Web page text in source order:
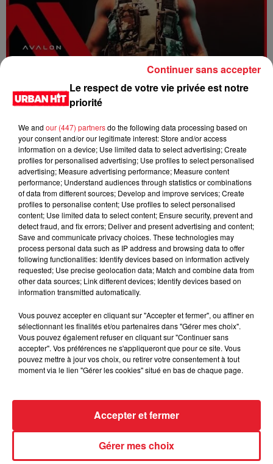
FOLA & Victony - golibe
Franglish & Keblack - Génération Impolie
Le respect de votre vie privée est notre
priorité
We and our (447) partnersdo the following data processing based on
your consent and/or our legitimate interest: Store and/or access
information on a device; Use limited data to select advertising; Create
profiles for personalised advertising; Use profiles to select personalised
advertising; Measure advertising performance; Measure content
performance; Understand audiences through statistics or combinations
of data from different sources; Develop and improve services; Create
profiles to personalise content; Use profiles to select personalised
content; Use limited data to select content; Ensure security, prevent and
detect fraud, and fix errors; Deliver and present advertising and content;
Save and communicate privacy choices. These technologies may
process personal data such as IP address and browsing data to offer
following functionalities: Identify devices based on information actively
requested; Use precise geolocation data; Match and combine data from
other data sources; Link different devices; Identify devices based on
information transmitted automatically.
Vous pouvez accepter en cliquant sur "Accepter et fermer", ou affiner en
sélectionnant les finalités et/ou partenaires dans "Gérer mes choix".
Vous pouvez également refuser en cliquant sur "Continuer sans
accepter". Vos préférences ne s'appliqueront que pour ce site. Vous
pouvez mettre à jour vos choix, ou retirer votre consentement à tout
moment via le lien "Gérer les cookies" situé en bas de chaque page.
Gérer mes choix
Accepter et fermer
Continuer sans accepter